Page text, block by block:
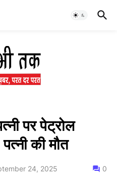
पर पेट्रोल
की मौत
24, 2025 0